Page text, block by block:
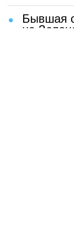
Бывшая
на